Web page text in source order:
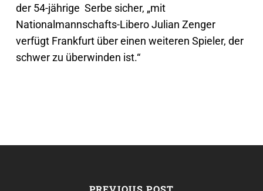
der 54-jährige Serbe sicher, „mit
Nationalmannschafts-Libero Julian Zenger
verfügt Frankfurt über einen weiteren Spieler, der
schwer zu überwinden ist.“